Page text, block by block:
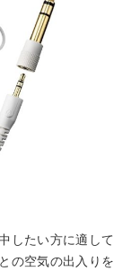
したい方に適して
の空気の出入りを